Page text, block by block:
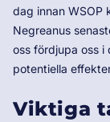
dag innan WSOP
Negreanus
oss fördjupa oss i
potentiella
Viktiga